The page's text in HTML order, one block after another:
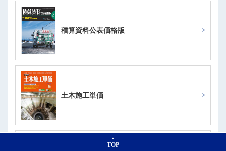
積算資料公表価格版
土木施工単価
TOP